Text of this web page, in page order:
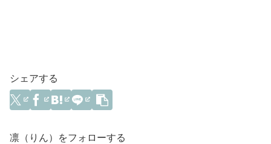
シェアする
凛（りん）をフォローする